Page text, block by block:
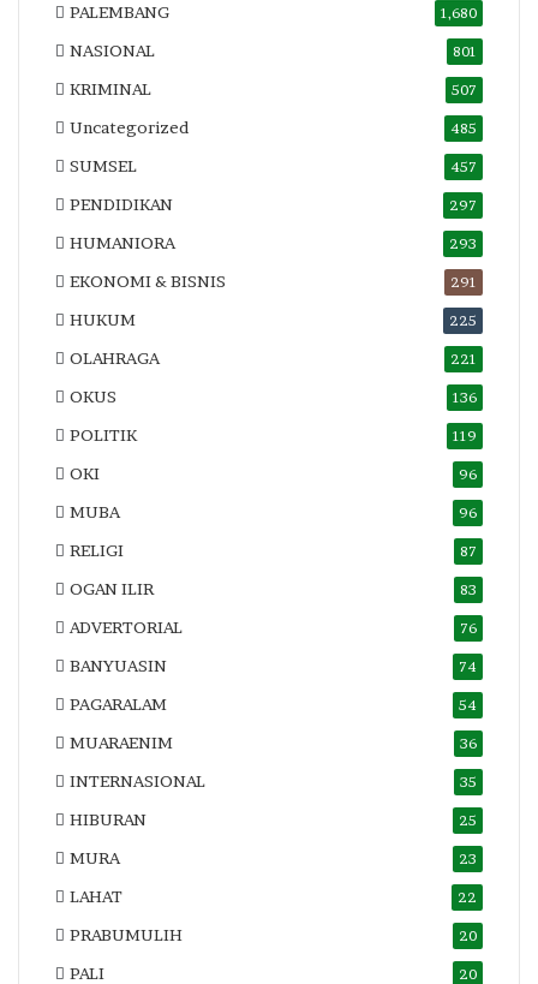
PALEMBANG 1,680
NASIONAL 801
KRIMINAL 507
Uncategorized 485
SUMSEL 457
PENDIDIKAN 297
HUMANIORA 293
EKONOMI & BISNIS 291
HUKUM 225
OLAHRAGA 221
OKUS 136
POLITIK 119
OKI 96
MUBA 96
RELIGI 87
OGAN ILIR 83
ADVERTORIAL 76
BANYUASIN 74
PAGARALAM 54
MUARAENIM 36
INTERNASIONAL 35
HIBURAN 25
MURA 23
LAHAT 22
PRABUMULIH 20
PALI 20